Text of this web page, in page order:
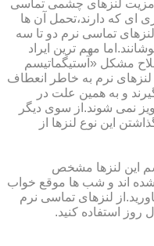
مزیت لنزهای چشمی تماسی
ای که دارند،تحمل آن ها
تماسی نرم دو تا سه
مهم ترین ایراد
مشکل «آستیگماتیسم
نرم به خاطر انعطاف
و به همین علت در
نمی شوند.از سوی دیگر
این نوع لنزها از
این لنزها مشخص
اند و شب ها موقع خواب
لنزهای تماسی نرم